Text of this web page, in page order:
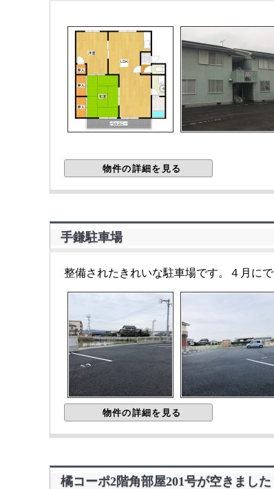
物件の詳細を見る
手鎌駐車場
整備されたきれいな駐車場です。４月に
物件の詳細を見る
橘コーポ2階角部屋201号が空きました